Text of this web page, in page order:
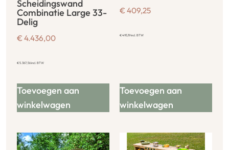
Scheidingswand
Combinatie Large 33-
Delig
€ 4.436,00
€5.367,56incl. BTW
Toevoegen aan
winkelwagen
€ 409,25
€495,19incl. BTW
Toevoegen aan
winkelwagen